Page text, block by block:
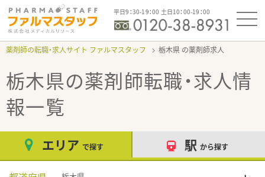
平日9：30-19：00 土日10：00-19：00
薬剤師の転職・求人サイト ファルマスタッフ 栃木県
栃木県の薬剤師転職・求人情
報一覧
エリア で探す 駅 から探す